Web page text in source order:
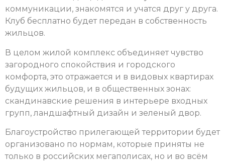
коммуникации, знакомятся и учатся друг у друга.
Клуб бесплатно будет передан в собственность
жильцов.
В целом жилой комплекс объединяет чувство
загородного спокойствия и городского
комфорта, это отражается и в видовых квартирах
будущих жильцов, и в общественных зонах:
скандинавские решения в интерьере входных
групп, ландшафтный дизайн и зеленый двор.
Благоустройство прилегающей территории будет
организовано по нормам, которые приняты не
только в российских мегаполисах, но и во всём